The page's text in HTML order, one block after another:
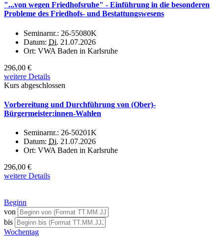
"...von wegen Friedhofsruhe" - Einführung in die besonderen
Probleme des Friedhofs- und Bestattungswesens
Seminarnr.: 26-55080K
Datum: Di. 21.07.2026
Ort: VWA Baden in Karlsruhe
296,00 €
weitere Details
Kurs abgeschlossen
Vorbereitung und Durchführung von (Ober)-
Bürgermeister:innen-Wahlen
Seminarnr.: 26-50201K
Datum: Di. 21.07.2026
Ort: VWA Baden in Karlsruhe
296,00 €
weitere Details
Beginn
von
bis
Wochentag